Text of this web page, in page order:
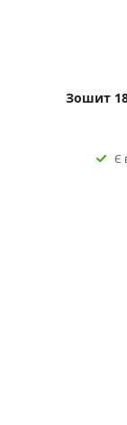
Зошит
Є